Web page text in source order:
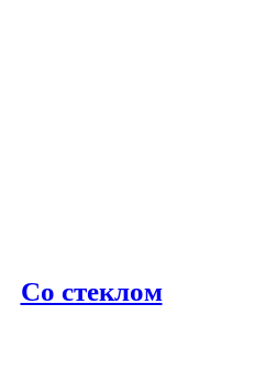
Со стеклом